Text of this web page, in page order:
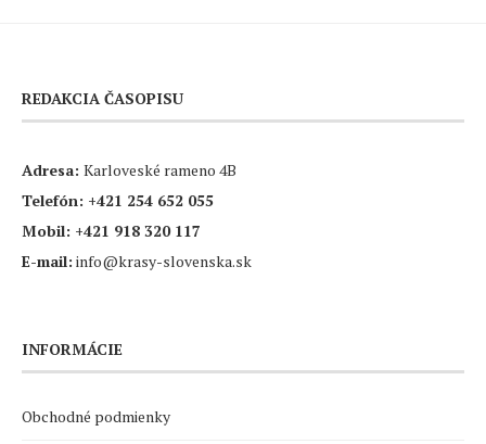
REDAKCIA ČASOPISU
Adresa: Karloveské rameno 4B
Telefón: +421 254 652 055
Mobil: +421 918 320 117
E-mail: info@krasy-slovenska.sk
INFORMÁCIE
Obchodné podmienky